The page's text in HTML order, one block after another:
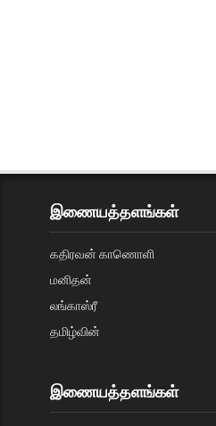
இணையத்தளங்கள்
கதிரவன் காணொளி
மனிதன்
லங்காஸ்ரீ
தமிழ்வின்
இணையத்தளங்கள்